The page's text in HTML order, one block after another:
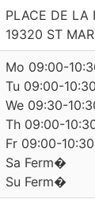
PLACE DE LA
19320 ST
Mo 09:00-
Tu 09:00-
We 09:30-
Th 09:00-
Fr 09:00-
Sa Ferm�
Su Ferm�